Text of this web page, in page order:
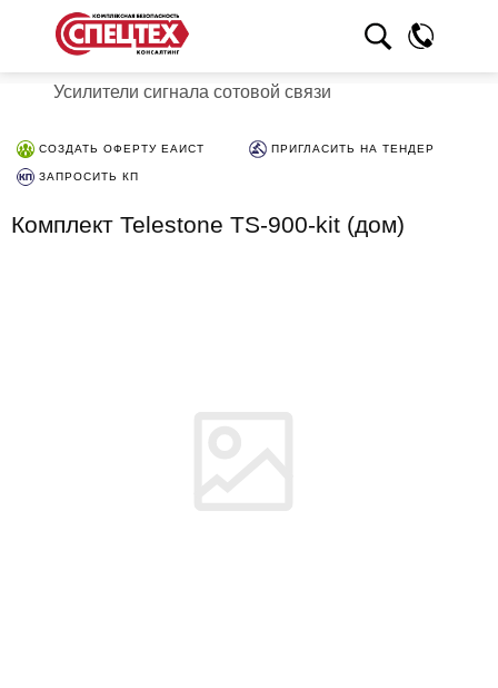
Усилители сигнала сотовой связи
СОЗДАТЬ ОФЕРТУ ЕАИСТ ПРИГЛАСИТЬ НА ТЕНДЕР
ЗАПРОСИТЬ КП
Комплект Telestone TS-900-kit (дом)